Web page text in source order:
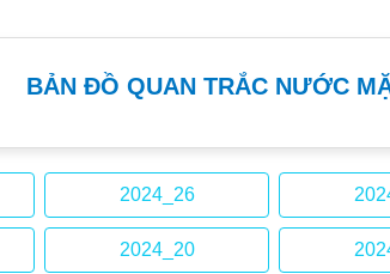
BẢN ĐỒ QUAN TRẮC NƯỚC